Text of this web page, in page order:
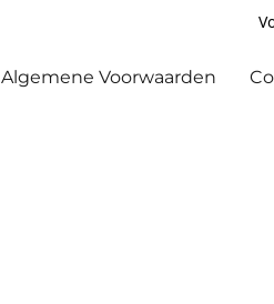
Algemene Voorwaarden